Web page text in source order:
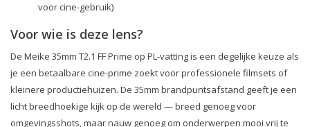
voor cine-gebruik)
Voor wie is deze lens?
De Meike 35mm T2.1 FF Prime op PL-vatting is een degelijke keuze als
je een betaalbare cine-prime zoekt voor professionele filmsets of
kleinere productiehuizen. De 35mm brandpuntsafstand geeft je een
licht breedhoekige kijk op de wereld — breed genoeg voor
omgevingsshots, maar nauw genoeg om onderwerpen mooi vrij te